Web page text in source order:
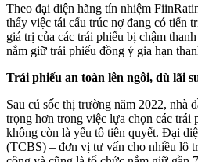
Theo đại diện hãng tín nhiệm
thấy việc tái cấu trúc nợ đang có tiến
giá trị của các trái phiếu bị chậm
nắm giữ trái phiếu đồng ý gia hạn
Trái phiếu an toàn lên ngôi, dù lãi
Sau cú sốc thị trường năm 2022, nhà
trọng hơn trong việc lựa chọn các trái
không còn là yếu tố tiên quyết. Đại
(TCBS) – đơn vị tư vấn cho nhiều lô